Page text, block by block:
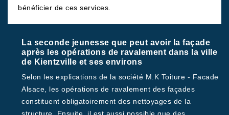
bénéficier de ces services.
La seconde jeunesse que peut avoir la façade
après les opérations de ravalement dans la ville
de Kientzville et ses environs
Selon les explications de la société M.K Toiture - Facade
Alsace, les opérations de ravalement des façades
constituent obligatoirement des nettoyages de la